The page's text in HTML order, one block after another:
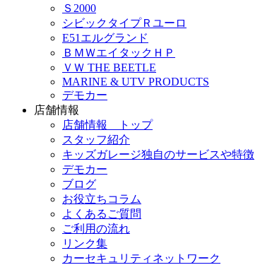
Ｓ2000
シビックタイプＲユーロ
E51エルグランド
ＢＭＷエイタックＨＰ
ＶＷ THE BEETLE
MARINE & UTV PRODUCTS
デモカー
店舗情報
店舗情報 トップ
スタッフ紹介
キッズガレージ独自のサービスや特徴
デモカー
ブログ
お役立ちコラム
よくあるご質問
ご利用の流れ
リンク集
カーセキュリティネットワーク